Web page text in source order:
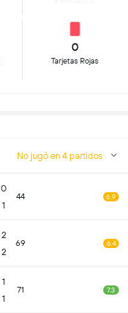
0
Tarjetas Rojas
No jugó en 4 partidos
0
1
44 6.9
2
2
69 6.4
1
1
71 7.3